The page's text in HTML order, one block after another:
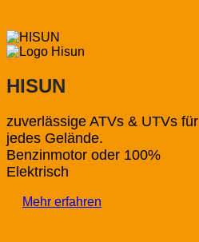
HISUN
zuverlässige ATVs & UTVs für
jedes Gelände.
Benzinmotor oder 100%
Elektrisch
Mehr erfahren